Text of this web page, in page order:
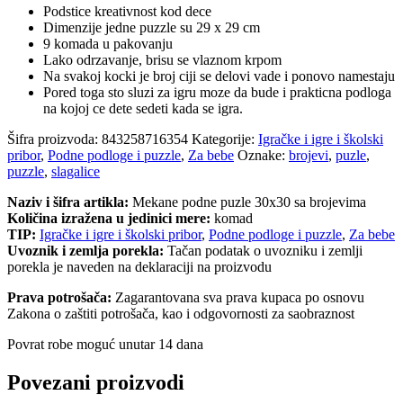
Podstice kreativnost kod dece
Dimenzije jedne puzzle su 29 x 29 cm
9 komada u pakovanju
Lako odrzavanje, brisu se vlaznom krpom
Na svakoj kocki je broj ciji se delovi vade i ponovo namestaju
Pored toga sto sluzi za igru moze da bude i prakticna podloga
na kojoj ce dete sedeti kada se igra.
Šifra proizvoda: 843258716354 Kategorije: Igračke i igre i školski
pribor, Podne podloge i puzzle, Za bebe Oznake: brojevi, puzle,
puzzle, slagalice
Naziv i šifra artikla: Mekane podne puzle 30x30 sa brojevima
Količina izražena u jedinici mere: komad
TIP: Igračke i igre i školski pribor, Podne podloge i puzzle, Za bebe
Uvoznik i zemlja porekla: Tačan podatak o uvozniku i zemlji
porekla je naveden na deklaraciji na proizvodu
Prava potrošača: Zagarantovana sva prava kupaca po osnovu
Zakona o zaštiti potrošača, kao i odgovornosti za saobraznost
Povrat robe moguć unutar 14 dana
Povezani proizvodi